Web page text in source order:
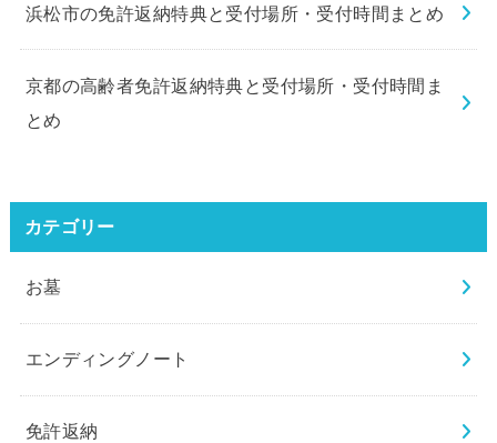
浜松市の免許返納特典と受付場所・受付時間まとめ
京都の高齢者免許返納特典と受付場所・受付時間ま
とめ
カテゴリー
お墓
エンディングノート
免許返納